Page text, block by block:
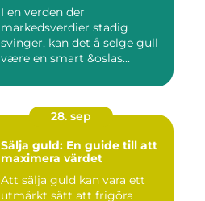
I en verden der
markedsverdier stadig
svinger, kan det å selge gull
være en smart &oslas...
28. sep
Sälja guld: En guide till att
maximera värdet
Att sälja guld kan vara ett
utmärkt sätt att frigöra